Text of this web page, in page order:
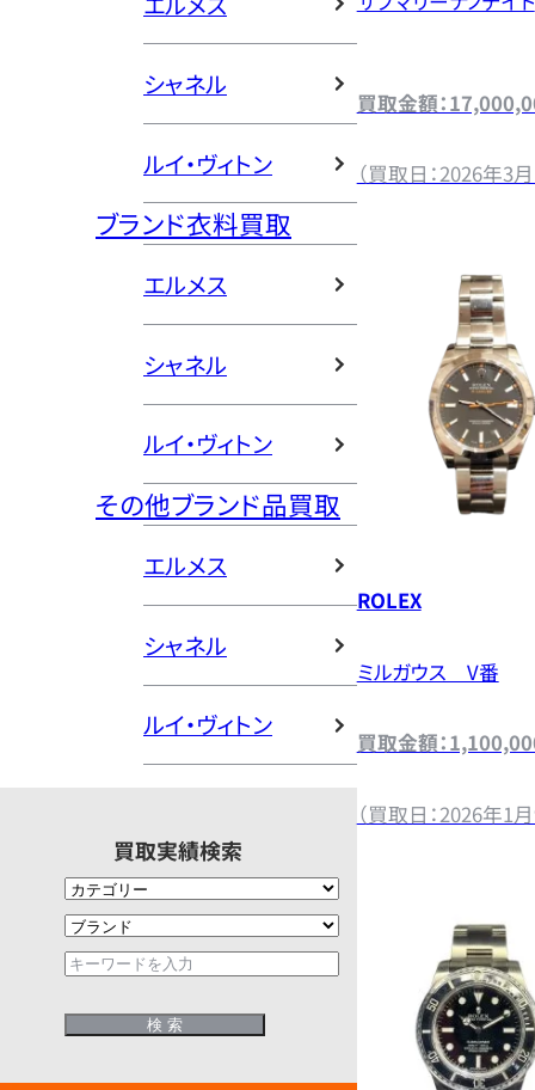
シャネル
ルイ・ヴィトン
ブランド衣料買取
エルメス
シャネル
ルイ・ヴィトン
その他ブランド品買取
エルメス
シャネル
ルイ・ヴィトン
買取実績検索
買取金額：
（買取日：2026年3
ROLEX
ミルガウス V番
買取金額：
（買取日：2026年1